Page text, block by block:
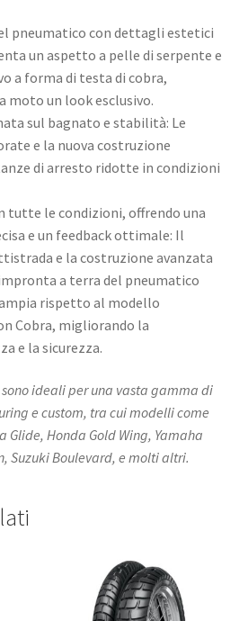
pneumatico con dettagli estetici
un aspetto a pelle di serpente e
a forma di testa di cobra,
moto un look esclusivo.
sul bagnato e stabilità: Le
e la nuova costruzione
di arresto ridotte in condizioni
tutte le condizioni, offrendo una
e un feedback ottimale: Il
e la costruzione avanzata
a terra del pneumatico
rispetto al modello
Cobra, migliorando la
e la sicurezza.
sono ideali per una vasta gamma di
e custom, tra cui modelli come
Glide, Honda Gold Wing, Yamaha
Suzuki Boulevard, e molti altri.